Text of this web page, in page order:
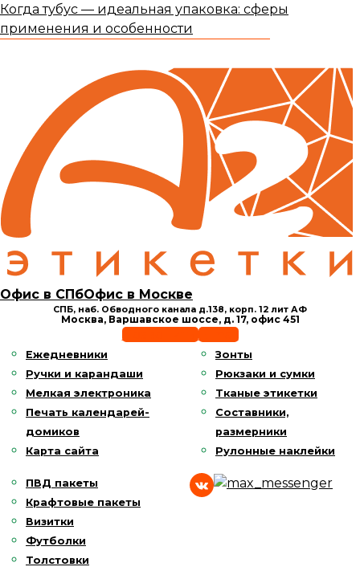
Когда тубус — идеальная упаковка: сферы
применения и особенности
Офис в СПбОфис в Москве
СПБ, наб. Обводного канала д.138, корп. 12 лит АФ
Москва, Варшавское шоссе, д. 17, офис 451
Позвонить E-mail
Ежедневники
Ручки и карандаши
Мелкая электроника
Печать календарей-
домиков
Карта сайта
ПВД пакеты
Крафтовые пакеты
Визитки
Футболки
Толстовки
Зонты
Рюкзаки и сумки
Тканые этикетки
Составники,
размерники
Рулонные наклейки